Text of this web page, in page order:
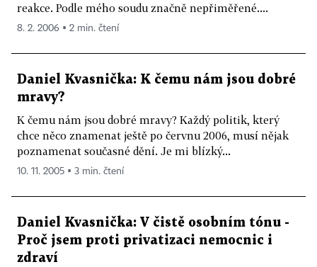
reakce. Podle mého soudu značně nepřiměřené....
8. 2. 2006 ▪ 2 min. čtení
Daniel Kvasnička: K čemu nám jsou dobré
mravy?
K čemu nám jsou dobré mravy? Každý politik, který
chce něco znamenat ještě po červnu 2006, musí nějak
poznamenat současné dění. Je mi blízký...
10. 11. 2005 ▪ 3 min. čtení
Daniel Kvasnička: V čistě osobním tónu -
Proč jsem proti privatizaci nemocnic i
zdraví